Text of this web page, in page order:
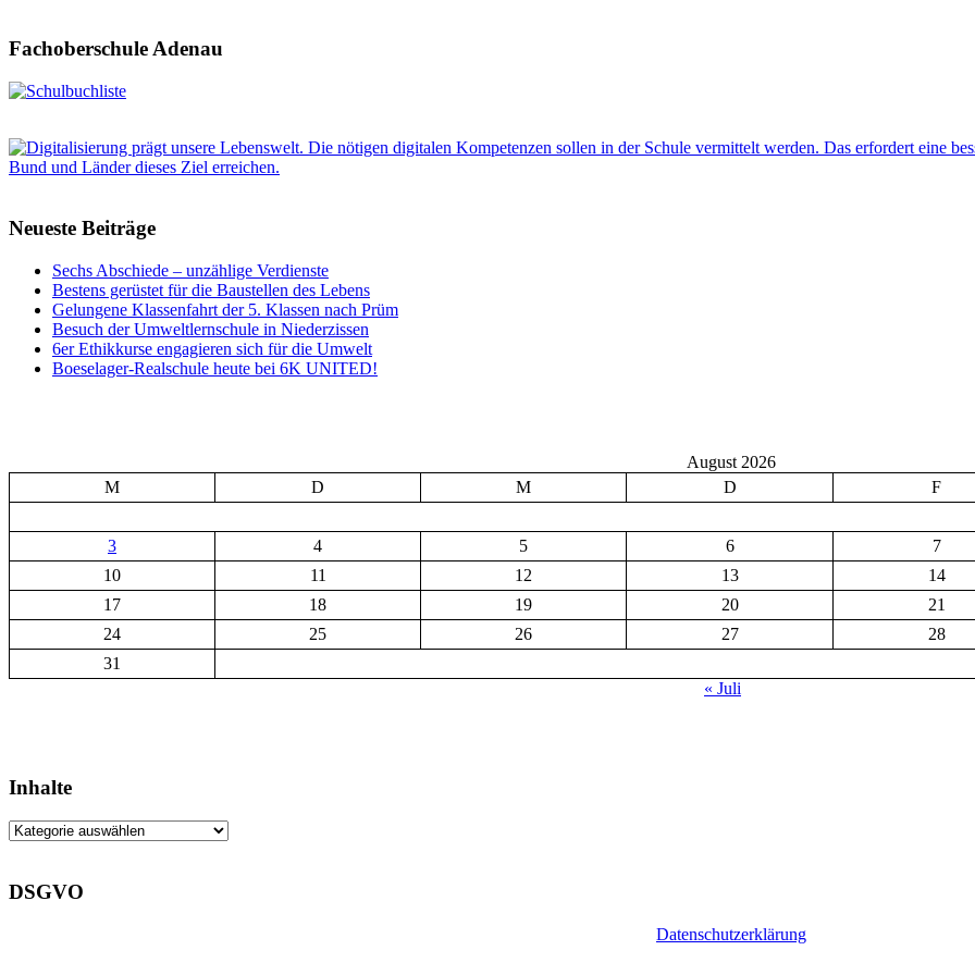
Fachoberschule Adenau
Neueste Beiträge
Sechs Abschiede – unzählige Verdienste
Bestens gerüstet für die Baustellen des Lebens
Gelungene Klassenfahrt der 5. Klassen nach Prüm
Besuch der Umweltlernschule in Niederzissen
6er Ethikkurse engagieren sich für die Umwelt
Boeselager-Realschule heute bei 6K UNITED!
August 2026
M
D M D F
3 4 5 6
7
10
11 12 13
14
17
18 19 20
21
24
25 26 27
28
31
« Juli
Inhalte
Inhalte
DSGVO
Datenschutzerklärung